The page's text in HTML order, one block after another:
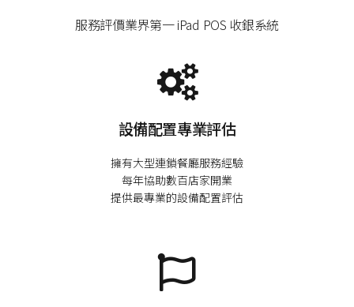
服務評價業界第一 iPad POS 收銀系統
設備配置專業評估
擁有大型連鎖餐廳服務經驗
每年協助數百店家開業